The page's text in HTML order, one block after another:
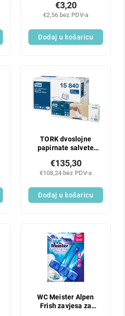
700 ml
€2,56 bez PDV-a
€3,20
Dodaj u košaricu
TORK dvoslojne
papirnate salvete
dozator N4 - 1
pakiranje
€108,24 bez PDV-a
€135,30
Dodaj u košaricu
WC Meister Alpen
Frish zavjesa za